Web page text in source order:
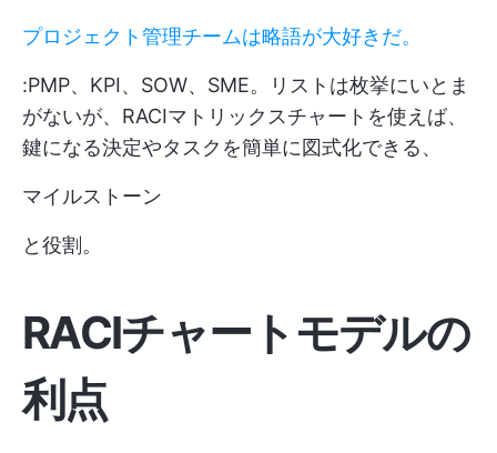
プロジェクト管理チームは略語が大好きだ。
:PMP、KPI、SOW、SME。リストは枚挙にいとま
がないが、RACIマトリックスチャートを使えば、
鍵になる決定やタスクを簡単に図式化できる、
マイルストーン
と役割。
RACIチャートモデルの
利点